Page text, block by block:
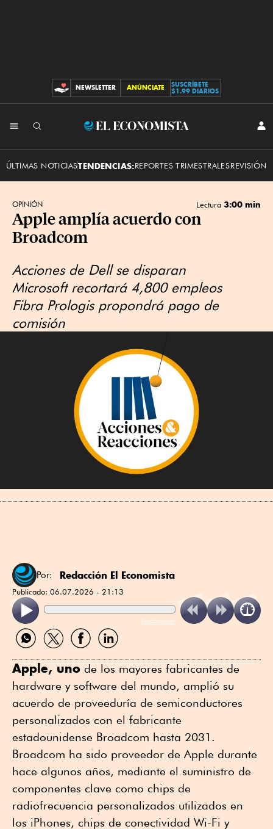
CONTRIBUCIONES
NEWSLETTER ANÚNCIATE
SUSCRÍBETE
$1.99 DIARIOS
El
ÚLTIMAS NOTICIASTENDENCIAS:REPORTES TRIMESTRALESREVISIÓN
OPINIÓN Lectura 3:00 min
Apple amplía acuerdo con
Broadcom
Acciones de Dell se disparan
Microsoft recortará 4,800 empleos
Fibra Prologis propondrá pago de
comisión
Por: Redacción El Economista
Publicado: 06.07.2026 - 21:13
ReadSpeaker
Compartir
por
Compartir
por
Compartir
por
Compartir
por
Apple, uno de los mayores fabricantes de
hardware y software del mundo, amplió su
acuerdo de proveeduría de semiconductores
personalizados con el fabricante
estadounidense Broadcom hasta 2031.
Broadcom ha sido proveedor de Apple durante
hace algunos años, mediante el suministro de
componentes clave como chips de
radiofrecuencia personalizados utilizados en
los iPhones, chips de conectividad Wi-Fi y